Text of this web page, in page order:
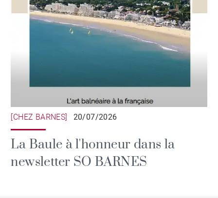
[CHEZ BARNES] 20/07/2026
La Baule à l'honneur dans la
newsletter SO BARNES